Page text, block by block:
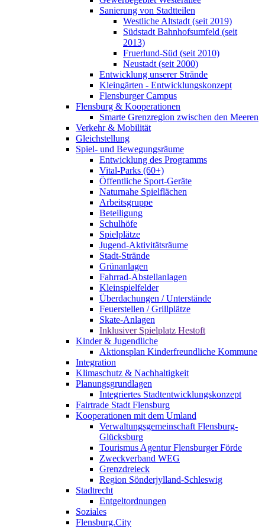
Sanierung von Stadtteilen
Westliche Altstadt (seit 2019)
Südstadt Bahnhofsumfeld (seit
2013)
Fruerlund-Süd (seit 2010)
Neustadt (seit 2000)
Entwicklung unserer Strände
Kleingärten - Entwicklungskonzept
Flensburger Campus
Flensburg & Kooperationen
Smarte Grenzregion zwischen den Meeren
Verkehr & Mobilität
Gleichstellung
Spiel- und Bewegungsräume
Entwicklung des Programms
Vital-Parks (60+)
Öffentliche Sport-Geräte
Naturnahe Spielflächen
Arbeitsgruppe
Beteiligung
Schulhöfe
Spielplätze
Jugend-Aktivitätsräume
Stadt-Strände
Grünanlagen
Fahrrad-Abstellanlagen
Kleinspielfelder
Überdachungen / Unterstände
Feuerstellen / Grillplätze
Skate-Anlagen
Inklusiver Spielplatz Hestoft
Kinder & Jugendliche
Aktionsplan Kinderfreundliche Kommune
Integration
Klimaschutz & Nachhaltigkeit
Planungsgrundlagen
Integriertes Stadtentwicklungskonzept
Fairtrade Stadt Flensburg
Kooperationen mit dem Umland
Verwaltungsgemeinschaft Flensburg-
Glücksburg
Tourismus Agentur Flensburger Förde
Zweckverband WEG
Grenzdreieck
Region Sönderjylland-Schleswig
Stadtrecht
Entgeltordnungen
Soziales
Flensburg.City